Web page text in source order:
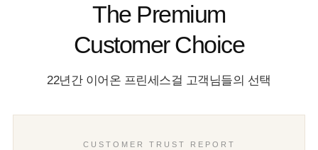
The Premium
Customer Choice
22년간 이어온 프린세스걸 고객님들의 선택
CUSTOMER TRUST REPORT